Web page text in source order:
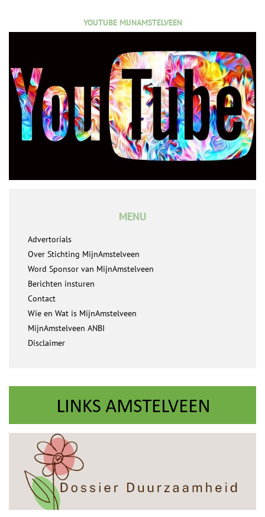
YOUTUBE MIJNAMSTELVEEN
MENU
Advertorials
Over Stichting MijnAmstelveen
Word Sponsor van MijnAmstelveen
Berichten insturen
Contact
Wie en Wat is MijnAmstelveen
MijnAmstelveen ANBI
Disclaimer